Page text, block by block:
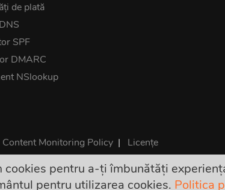
de plată
SPF
DMARC
NSlookup
Content Monitoring Policy | Licențe
sunt finale și includ toate taxele. Nu există
cookies pentru a-ți îmbunătăți
pentru utilizarea cookies. Politica